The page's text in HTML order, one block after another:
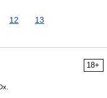
12 13
18+